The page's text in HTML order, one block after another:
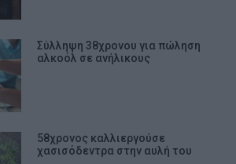
Σύλληψη 38χρονου για πώληση
αλκοόλ σε ανήλικους
58χρονος καλλιεργούσε
χασισόδεντρα στην αυλή του